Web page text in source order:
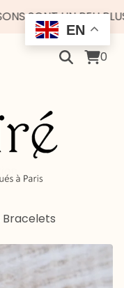
SONT UN PEU PLUS
0
Bracelets
EN